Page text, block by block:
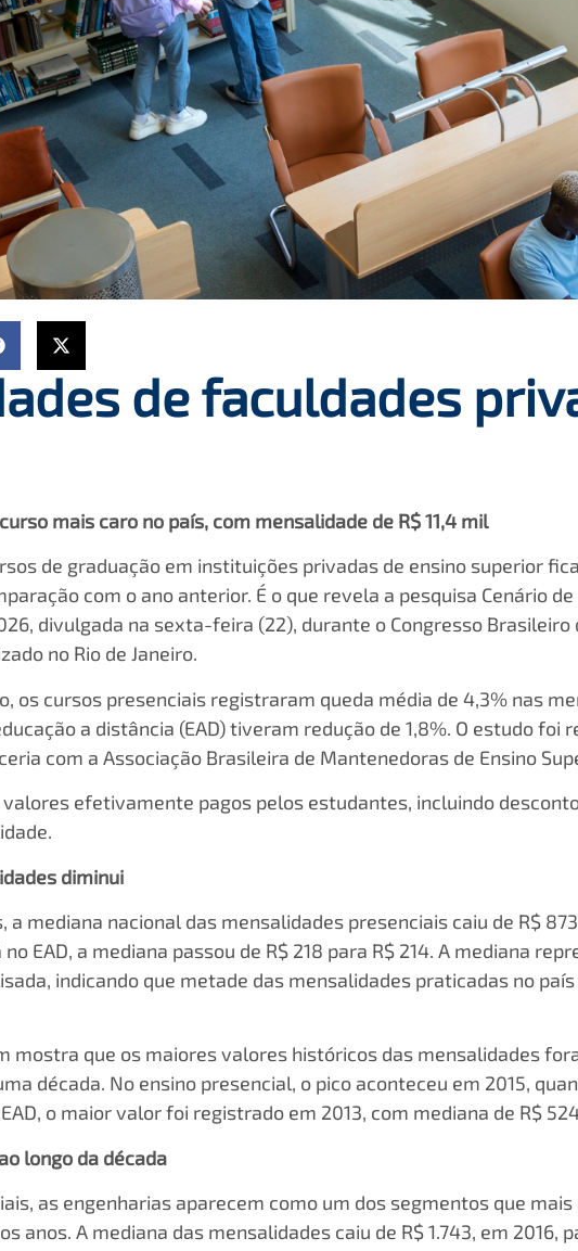
de faculdades
mais caro no país, com mensalidade de R$ 11,4 mil
de graduação em instituições privadas de ensino superior
com o ano anterior. É o que revela a pesquisa Cenário
divulgada na sexta-feira (22), durante o Congresso Brasileiro
no Rio de Janeiro.
os cursos presenciais registraram queda média de 4,3% nas
a distância (EAD) tiveram redução de 1,8%. O estudo foi
com a Associação Brasileira de Mantenedoras de Ensino
valores efetivamente pagos pelos estudantes, incluindo
diminui
a mediana nacional das mensalidades presenciais caiu de R$
EAD, a mediana passou de R$ 218 para R$ 214. A mediana
indicando que metade das mensalidades praticadas no
mostra que os maiores valores históricos das mensalidades
década. No ensino presencial, o pico aconteceu em 2015,
EAD, o maior valor foi registrado em 2013, com mediana de R$
longo da década
as engenharias aparecem como um dos segmentos que
anos. A mediana das mensalidades caiu de R$ 1.743, em 2016,